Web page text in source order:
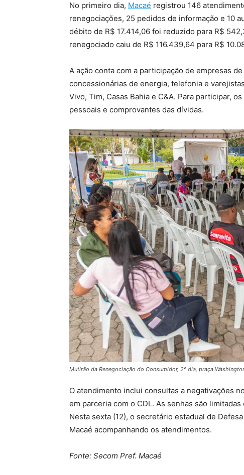
No primeiro dia, Macaé registrou 146
renegociações, 25 pedidos de informação e 10
débito de R$ 17.414,06 foi reduzido para R$
renegociado caiu de R$ 116.439,64 para R$
A ação conta com a participação de empresas
concessionárias de energia, telefonia e
Vivo, Tim, Casas Bahia e C&A. Para participar,
pessoais e comprovantes das dívidas.
Mutirão da Renegociação do Consumidor, 2º dia, praça
O atendimento inclui consultas a negativações
em parceria com o CDL. As senhas são
Nesta sexta (12), o secretário estadual de
Macaé acompanhando os atendimentos.
Fonte: Secom Pref. Macaé